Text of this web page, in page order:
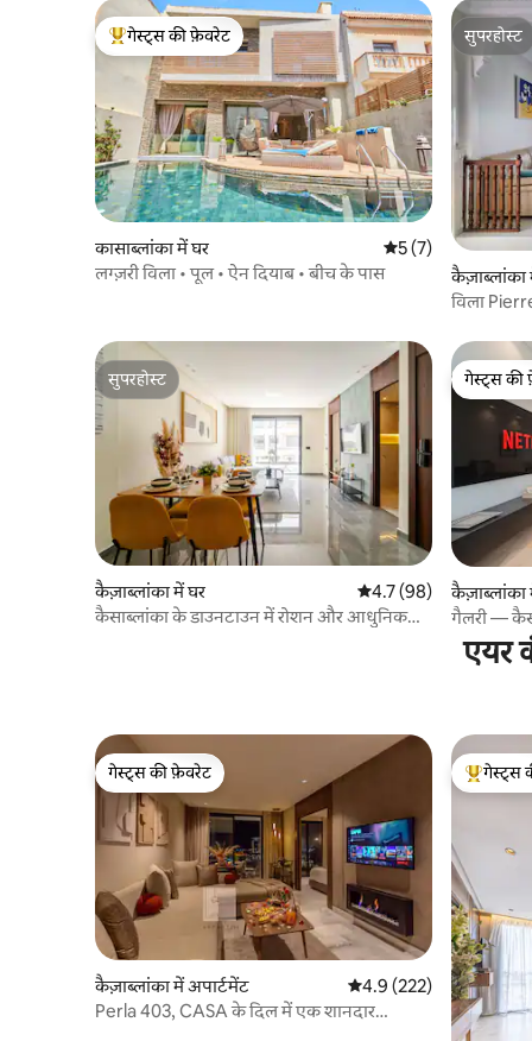
गेस्ट्स का टॉप फ़ेवरेट
गेस्ट्स की फ़ेवरेट
कासाब्लांका में घर औसत रेटिंग 5 में से 5, 7
5 (7)
लग्ज़री विला • पूल • ऐन दियाब • बीच के पास
सुपरहोस्ट
सुपरहोस्ट
कैज़ाब्लांका
विला
सुपरहोस्ट
सुपरहोस्ट
कैज़ाब्लांका में घर औसत रेटिंग 5 में से 4.7, 98
4.7 (98)
कैसाब्लांका के डाउनटाउन में रोशन और आधुनिक
गेस्ट्स की
गेस्ट्स की
कैज़ाब्लांका
गैलरी —
एयर
गेस्ट्स की फ़ेवरेट
गेस्ट्स की फ़ेवरेट
कैज़ाब्लांका में अपार्टमेंट औसत रेटिंग 5 में से 4.9, 222
4.9 (222)
Perla 403, CASA के दिल में एक शानदार
गेस्ट्स का
गेस्ट्स